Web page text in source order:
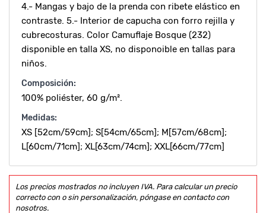
4.- Mangas y bajo de la prenda con ribete elástico en
contraste. 5.- Interior de capucha con forro rejilla y
cubrecosturas. Color Camuflaje Bosque (232)
disponible en talla XS, no disponoible en tallas para
niños.
Composición:
100% poliéster, 60 g/m².
Medidas:
XS [52cm/59cm]; S[54cm/65cm]; M[57cm/68cm];
L[60cm/71cm]; XL[63cm/74cm]; XXL[66cm/77cm]
Los precios mostrados no incluyen IVA. Para calcular un precio
correcto con o sin personalización, póngase en contacto con
nosotros.